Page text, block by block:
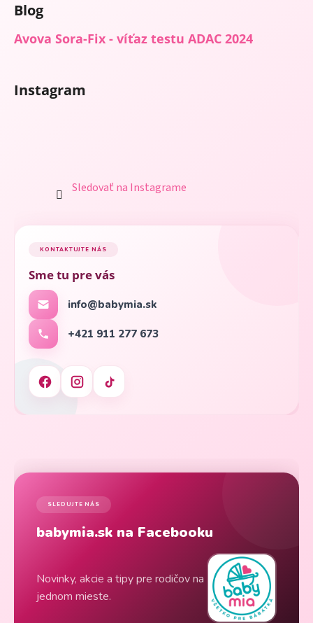
Blog
Avova Sora-Fix - víťaz testu ADAC 2024
Instagram
Sledovať na Instagrame
KONTAKTUJTE NÁS
Sme tu pre vás
info@babymia.sk
+421 911 277 673
SLEDUJTE NÁS
babymia.sk na Facebooku
Novinky, akcie a tipy pre rodičov na
jednom mieste.